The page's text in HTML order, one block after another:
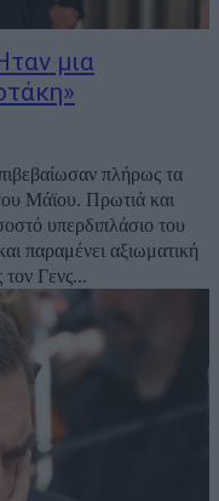
μια
πλήρως τα
Μάϊου. Πρωτιά και
υπερδιπλάσιο του
παραμένει αξιωματική
Γενς...